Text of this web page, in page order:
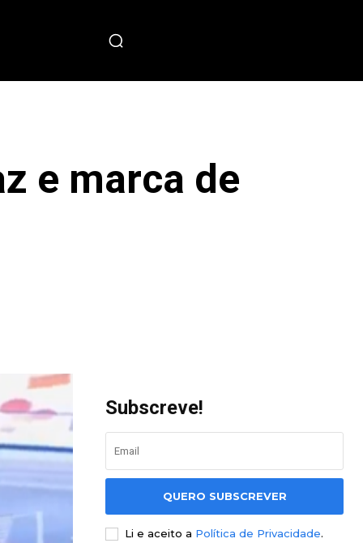
e marca de
Subscreve!
QUERO SUBSCREVER
Li e aceito a Política de Privacidade.